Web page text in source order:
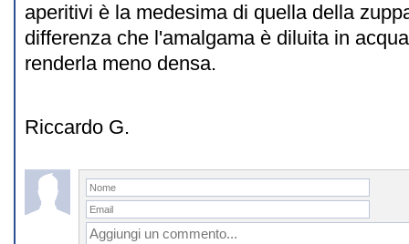
aperitivi è la medesima di quella della
differenza che l'amalgama è diluita in
renderla meno densa.
Riccardo G.